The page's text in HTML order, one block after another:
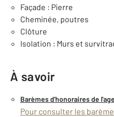
Façade : Pierre
Cheminée, poutres
Clôture
Isolation : Murs et
À savoir
Barèmes d'honoraires de
Pour consulter les